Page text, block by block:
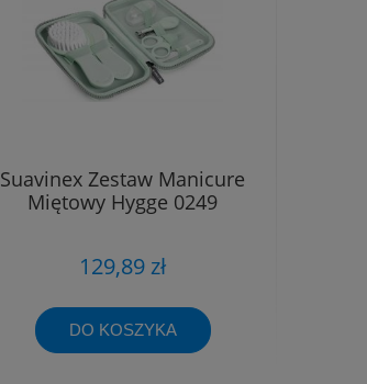
Suavinex Zestaw Manicure
Miętowy Hygge 0249
129,89 zł
DO KOSZYKA